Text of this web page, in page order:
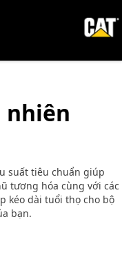
nhiên
suất tiêu chuẩn giúp
tương hóa cùng với các
kéo dài tuổi thọ cho bộ
bạn.